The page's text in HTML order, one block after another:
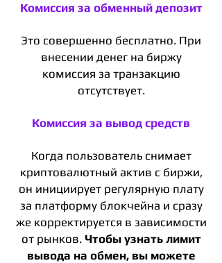
Комиссия за обменный депозит
Это совершенно бесплатно. При
внесении денег на биржу
комиссия за транзакцию
отсутствует.
Комиссия за вывод средств
Когда пользователь снимает
криптовалютный актив с биржи,
он инициирует регулярную плату
за платформу блокчейна и сразу
же корректируется в зависимости
от рынков. Чтобы узнать лимит
вывода на обмен, вы можете